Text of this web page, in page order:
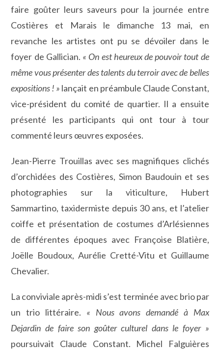
faire goûter leurs saveurs pour la journée entre
Costières et Marais le dimanche 13 mai, en
revanche les artistes ont pu se dévoiler dans le
foyer de Gallician. « On est heureux de pouvoir tout de
même vous présenter des talents du terroir avec de belles
expositions ! » lançait en préambule Claude Constant,
vice-président du comité de quartier. Il a ensuite
présenté les participants qui ont tour à tour
commenté leurs œuvres exposées.
Jean-Pierre Trouillas avec ses magnifiques clichés
d’orchidées des Costières, Simon Baudouin et ses
photographies sur la viticulture, Hubert
Sammartino, taxidermiste depuis 30 ans, et l’atelier
coiffe et présentation de costumes d’Arlésiennes
de différentes époques avec Françoise Blatière,
Joëlle Boudoux, Aurélie Cretté-Vitu et Guillaume
Chevalier.
La conviviale après-midi s’est terminée avec brio par
un trio littéraire. « Nous avons demandé à Max
Dejardin de faire son goûter culturel dans le foyer »
poursuivait Claude Constant. Michel Falguières